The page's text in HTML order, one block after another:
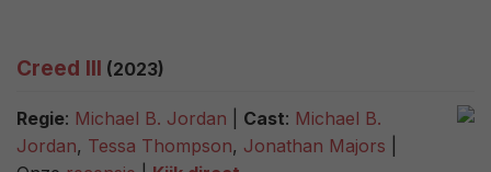
Creed III (2023)
Regie: Michael B. Jordan Cast: Michael B.
Jordan, Tessa Thompson, Jonathan Majors